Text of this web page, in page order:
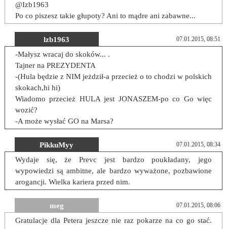
@Izb1963
Po co piszesz takie głupoty? Ani to mądre ani zabawne...
lzb1963 07.01.2015, 08:51
-Małysz wracaj do skoków... .
Tajner na PREZYDENTA
-(Hula będzie z NIM jeżdził-a przecież o to chodzi w polskich
skokach,hi hi)
Wiadomo przecież HULA jest JONASZEM-po co Go więc
wozić?
-A może wysłać GO na Marsa?
PikkuMyy 07.01.2015, 08:34
Wydaje się, że Prevc jest bardzo poukładany, jego
wypowiedzi są ambitne, ale bardzo wyważone, pozbawione
arogancji. Wielka kariera przed nim.
meg 07.01.2015, 08:06
Gratulacje dla Petera jeszcze nie raz pokarze na co go stać.